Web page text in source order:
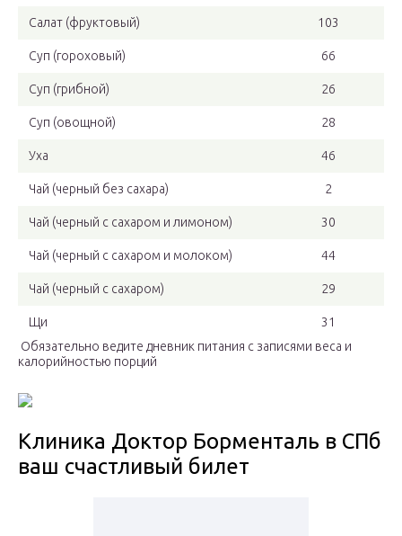
Салат (фруктовый) 103
Суп (гороховый) 66
Суп (грибной) 26
Суп (овощной) 28
Уха 46
Чай (черный без сахара) 2
Чай (черный с сахаром и лимоном) 30
Чай (черный с сахаром и молоком) 44
Чай (черный с сахаром) 29
Щи
31
Обязательно ведите дневник питания с записями веса и
калорийностью порций
Клиника Доктор Борменталь в СПб
ваш счастливый билет